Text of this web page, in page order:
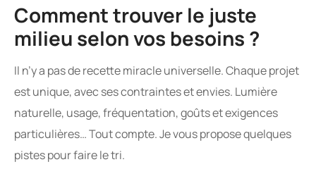
Comment trouver le juste
milieu selon vos besoins ?
Il n’y a pas de recette miracle universelle. Chaque projet
est unique, avec ses contraintes et envies. Lumière
naturelle, usage, fréquentation, goûts et exigences
particulières… Tout compte. Je vous propose quelques
pistes pour faire le tri.